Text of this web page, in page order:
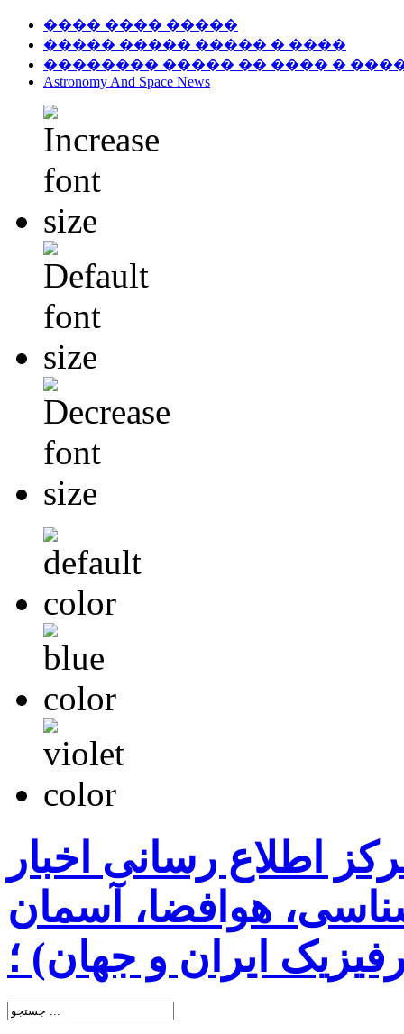
���� ���� �����
����� ����� ����� � ����
�������� ����� �� ���� �
Astronomy And Space News
اطلاع رسانی اخبار
هوافضا، آسمان
ایران و جهان) ؛